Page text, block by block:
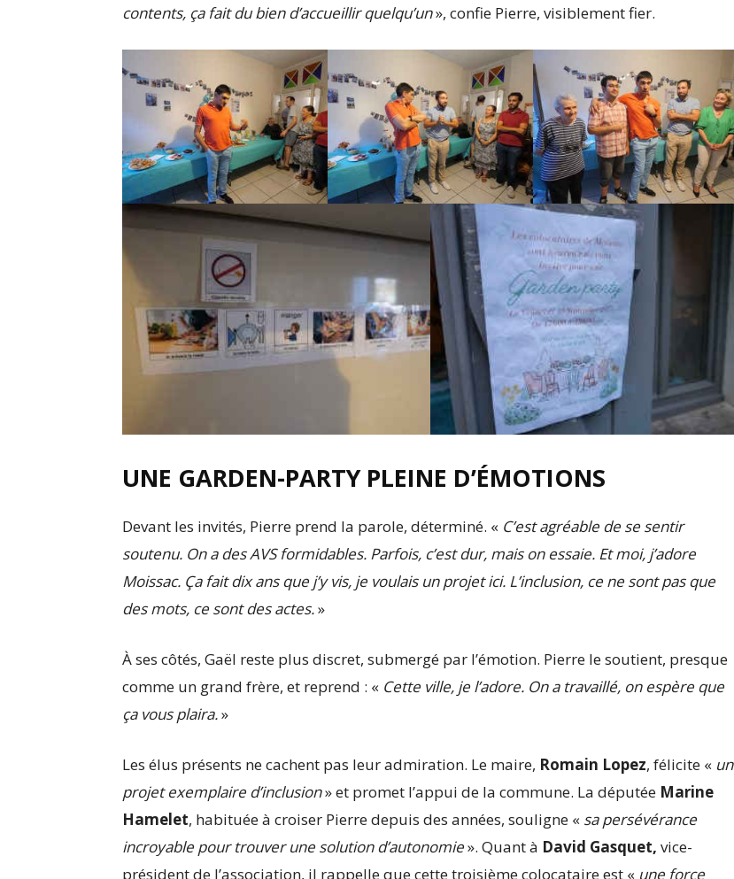
contents, ça fait du bien d’accueillir quelqu’un», confie Pierre, visiblement fier.
UNE GARDEN-PARTY PLEINE D’ÉMOTIONS
Devant les invités, Pierre prend la parole, déterminé. « C’est agréable de se sentir
soutenu. On a des AVS formidables. Parfois, c’est dur, mais on essaie. Et moi, j’adore
Moissac. Ça fait dix ans que j’y vis, je voulais un projet ici. L’inclusion, ce ne sont pas que
des mots, ce sont des actes.»
À ses côtés, Gaël reste plus discret, submergé par l’émotion. Pierre le soutient, presque
comme un grand frère, et reprend : « Cette ville, je l’adore. On a travaillé, on espère que
ça vous plaira.»
Les élus présents ne cachent pas leur admiration. Le maire, Romain Lopez, félicite « un
projet exemplaire d’inclusion» et promet l’appui de la commune. La députée Marine
Hamelet, habituée à croiser Pierre depuis des années, souligne « sa persévérance
incroyable pour trouver une solution d’autonomie». Quant à David Gasquet, vice-
président de l’association, il rappelle que cette troisième colocataire est « une force